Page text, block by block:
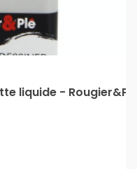
liquide -